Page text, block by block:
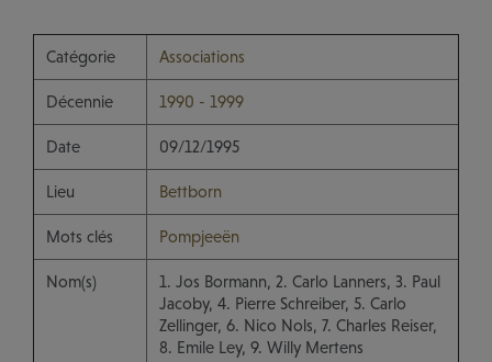
Catégorie Associations
Décennie 1990 - 1999
Date 09/12/1995
Lieu Bettborn
Mots clés Pompjeeën
Nom(s)
1. Jos Bormann, 2. Carlo Lanners, 3. Paul
Jacoby, 4. Pierre Schreiber, 5. Carlo
Zellinger, 6. Nico Nols, 7. Charles Reiser,
8. Emile Ley, 9. Willy Mertens